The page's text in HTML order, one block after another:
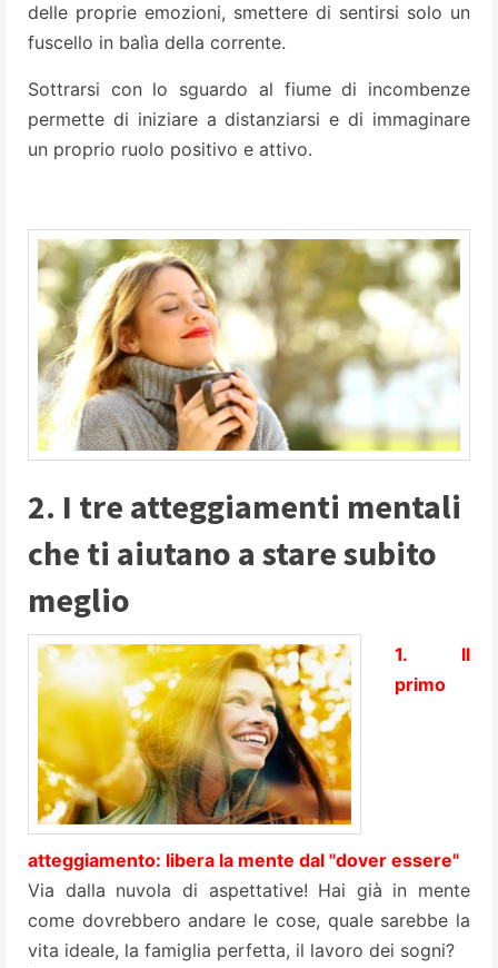
delle proprie emozioni, smettere di sentirsi solo un
fuscello in balìa della corrente.
Sottrarsi con lo sguardo al fiume di incombenze
permette di iniziare a distanziarsi e di immaginare
un proprio ruolo positivo e attivo.
2. I tre atteggiamenti mentali
che ti aiutano a stare subito
meglio
1. Il
primo
atteggiamento: libera la mente dal "dover essere"
Via dalla nuvola di aspettative! Hai già in mente
come dovrebbero andare le cose, quale sarebbe la
vita ideale, la famiglia perfetta, il lavoro dei sogni?